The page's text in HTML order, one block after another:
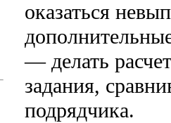
оказаться
— делать
задания,
подрядчика.